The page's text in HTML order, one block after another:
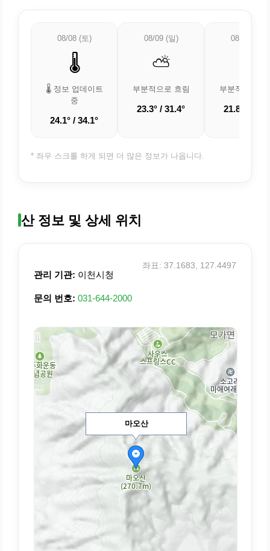
08/08 (토)
🌡️
🌡️ 정보 업데이트
중
24.1° / 34.1°
08/09 (일)
⛅
부분적으로 흐림
23.3° / 31.4°
08/10 (월)
부분적으로 흐
21.8° /
* 좌우 스크롤 하게 되면 더 많은 정보가 나옵니다.
산 정보 및 상세 위치
관리 기관: 이천시청
문의 번호: 031-644-2000
좌표: 37.1683, 127.4497
마오산